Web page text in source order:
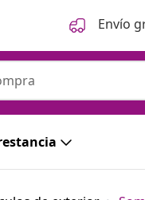
Envío